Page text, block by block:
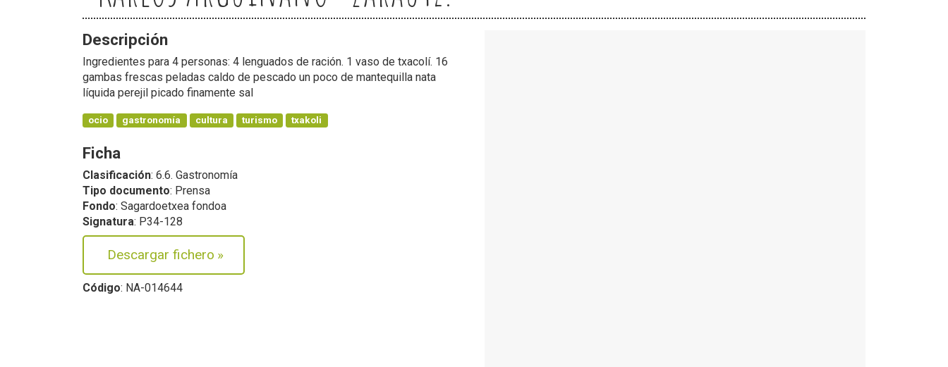
Descripción
Ingredientes para 4 personas: 4 lenguados de ración. 1 vaso de txacolí. 16
gambas frescas peladas caldo de pescado un poco de mantequilla nata
líquida perejil picado finamente sal
ocio gastronomía cultura turismo txakoli
Ficha
Clasificación: 6.6. Gastronomía
Tipo documento: Prensa
Fondo: Sagardoetxea fondoa
Signatura: P34-128
Descargar fichero »
Código: NA-014644